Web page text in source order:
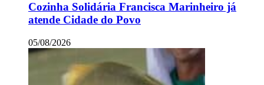
Cozinha Solidária Francisca Marinheiro já
atende Cidade do Povo
05/08/2026